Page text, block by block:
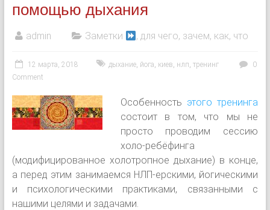
помощью дыхания
admin Заметки , для чего, зачем, как, что
12 марта, 2018 дыхание, йога, киев, нлп, тренинг
0
Comment
Особенность этого тренинга
состоит в том, что мы не
просто проводим сессию
холо-ребёфинга
(модифицированное холотропное дыхание) в конце,
а перед этим занимаемся НЛП-ерскими, йогическими
и психологическими практиками, связанными с
нашими целями и задачами.